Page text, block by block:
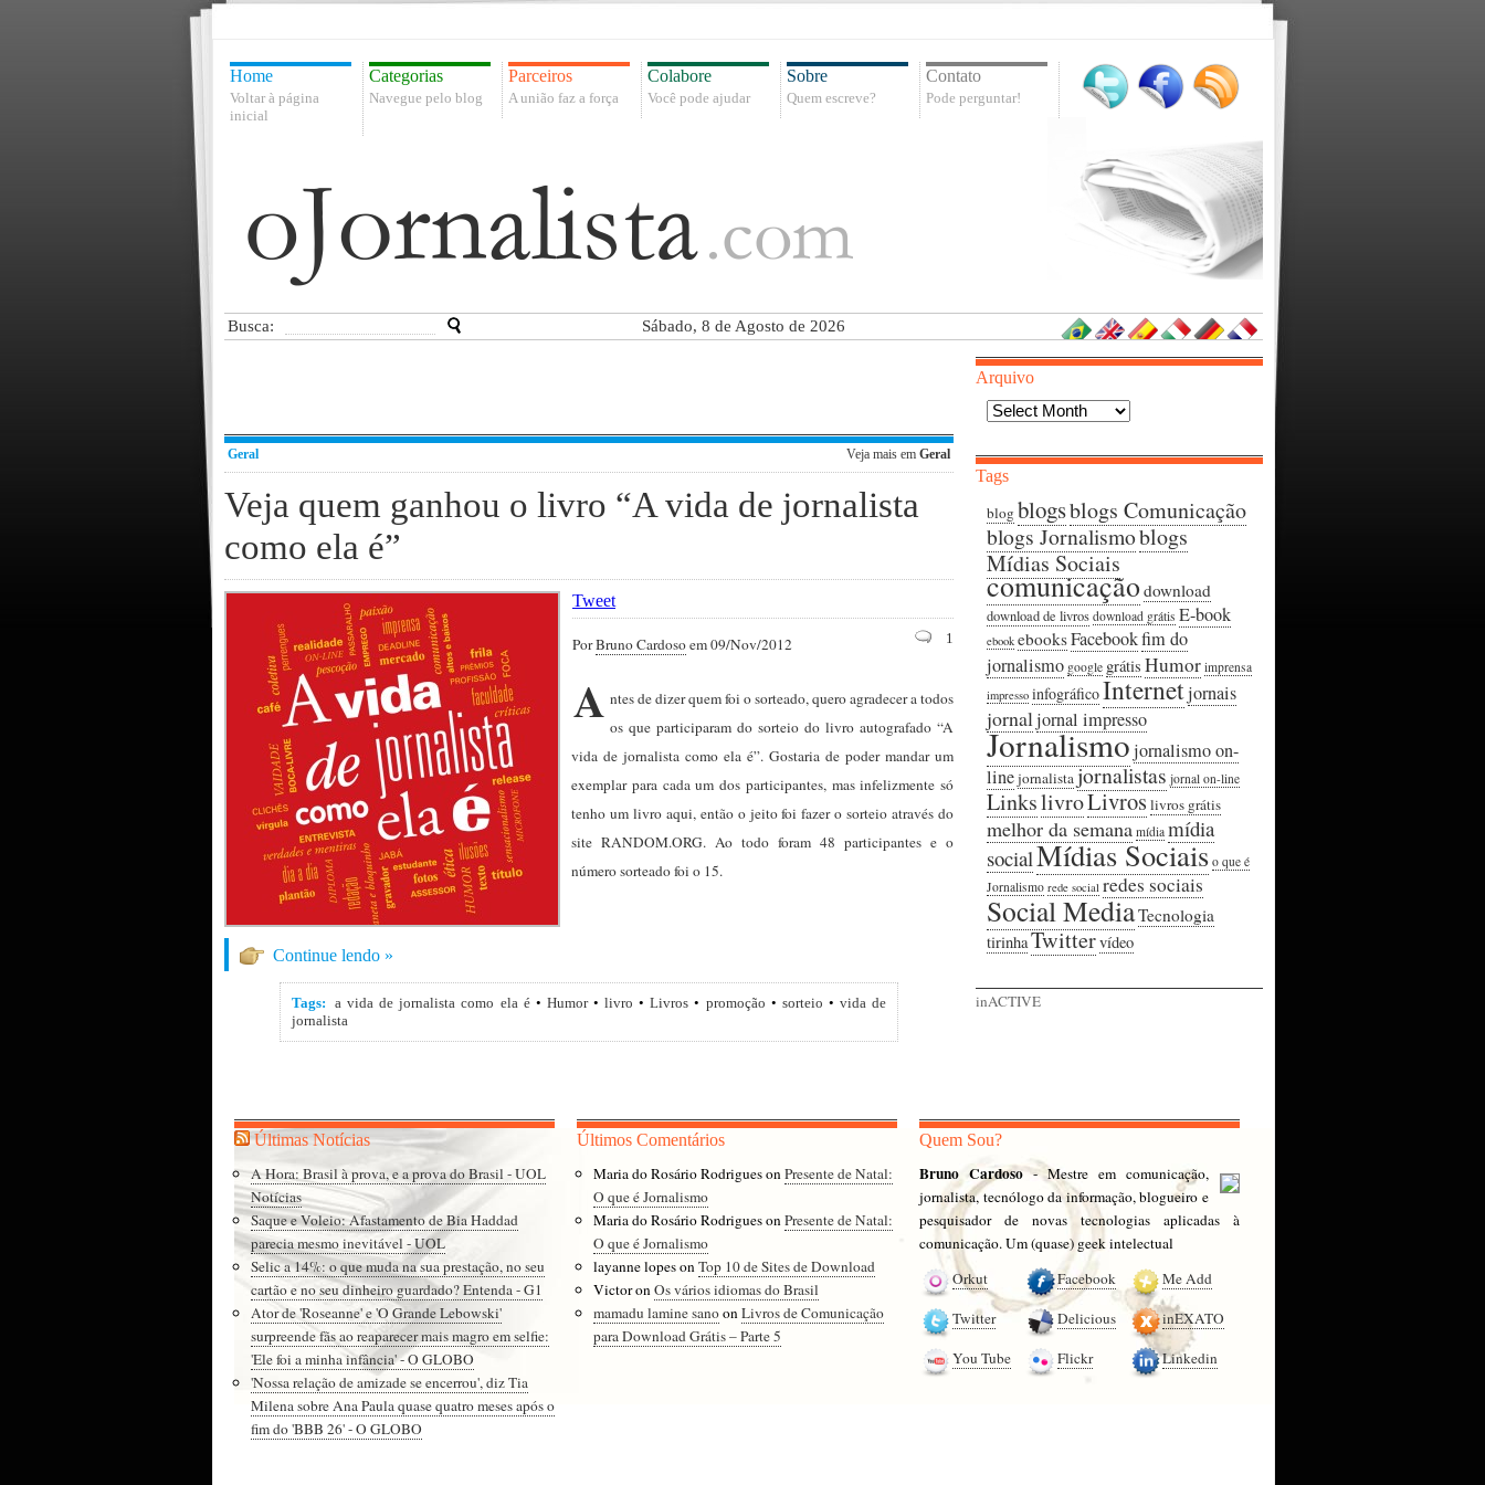
Home
Voltar à página
inicial
Categorias
Navegue pelo blog
Parceiros
A união faz a força
Colabore
Você pode ajudar
Sobre
Quem escreve?
Contato
Pode perguntar!
Busca: Sábado, 8 de Agosto de 2026
Geral Veja mais em Geral
Veja quem ganhou o livro “A vida de jornalista
como ela é”
Tweet
PorBruno Cardosoem 09/Nov/2012 1
A ntes de dizer quem foi o sorteado, quero agradecer a todos
os que participaram do sorteio do livro autografado “A
vida de jornalista como ela é”. Gostaria de poder mandar um
exemplar para cada um dos participantes, mas infelizmente só
tenho um livro aqui, então o jeito foi fazer o sorteio através do
site RANDOM.ORG. Ao todo foram 48 participantes e o
número sorteado foi o 15.
Continue lendo »
Tags: a vida de jornalista como ela é• Humor•livro •Livros • promoção • sorteio • vida de
jornalista
Arquivo
Arquivo
Tags
blog blogsblogs Comunicação
blogs Jornalismoblogs
Mídias Sociais
comunicaçãodownload
download de livros download grátis E-book
ebook ebooksFacebookfim do
jornalismo google grátis Humor imprensa
impresso infográficoInternetjornais
jornaljornal impresso
Jornalismojornalismo on-
linejornalista jornalistas jornal on-line
LinkslivroLivroslivros grátis
melhor da semana mídia mídia
socialMídias Sociais o que é
Jornalismo rede social redes sociais
Social MediaTecnologia
tirinhaTwittervídeo
inACTIVE
Últimas Notícias
A Hora: Brasil à prova, e a prova do Brasil - UOL
Notícias
Saque e Voleio: Afastamento de Bia Haddad
parecia mesmo inevitável - UOL
Selic a 14%: o que muda na sua prestação, no seu
cartão e no seu dinheiro guardado? Entenda - G1
Ator de 'Roseanne' e 'O Grande Lebowski'
surpreende fãs ao reaparecer mais magro em selfie:
'Ele foi a minha infância' - O GLOBO
'Nossa relação de amizade se encerrou', diz Tia
Milena sobre Ana Paula quase quatro meses após o
fim do 'BBB 26' - O GLOBO
Últimos Comentários
Maria do Rosário RodriguesonPresente de Natal:
O que é Jornalismo
Maria do Rosário RodriguesonPresente de Natal:
O que é Jornalismo
layanne lopesonTop 10 de Sites de Download
VictoronOs vários idiomas do Brasil
mamadu lamine sanoonLivros de Comunicação
para Download Grátis – Parte 5
Quem Sou?
Bruno Cardoso- Mestre em comunicação,
jornalista, tecnólogo da informação, blogueiro e
pesquisador de novas tecnologias aplicadas à
comunicação. Um (quase) geek intelectual
Orkut
Twitter
You Tube
Facebook
Delicious
Flickr
Me Add
inEXATO
Linkedin